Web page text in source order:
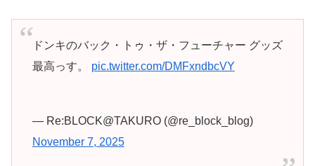
ドンキのバック・トゥ・ザ・フューチャー グッズ
最高っす。 pic.twitter.com/DMFxndbcVY
— Re:BLOCK@TAKURO (@re_block_blog)
November 7, 2025